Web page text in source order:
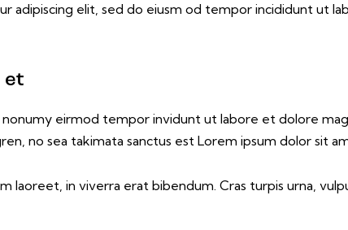
adipiscing elit, sed do eiusm od tempor incididunt ut
et
eirmod tempor invidunt ut labore et dolore
no sea takimata sanctus est Lorem ipsum dolor sit
laoreet, in viverra erat bibendum. Cras turpis urna,